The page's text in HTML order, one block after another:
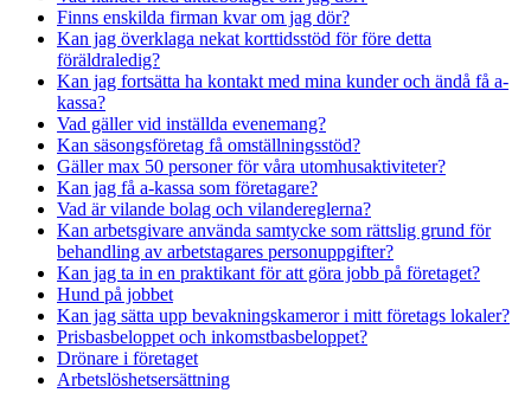
Finns enskilda firman kvar om jag dör?
Kan jag överklaga nekat korttidsstöd för före detta
föräldraledig?
Kan jag fortsätta ha kontakt med mina kunder och ändå få a-
kassa?
Vad gäller vid inställda evenemang?
Kan säsongsföretag få omställningsstöd?
Gäller max 50 personer för våra utomhusaktiviteter?
Kan jag få a-kassa som företagare?
Vad är vilande bolag och vilandereglerna?
Kan arbetsgivare använda samtycke som rättslig grund för
behandling av arbetstagares personuppgifter?
Kan jag ta in en praktikant för att göra jobb på företaget?
Hund på jobbet
Kan jag sätta upp bevakningskameror i mitt företags lokaler?
Prisbasbeloppet och inkomstbasbeloppet?
Drönare i företaget
Arbetslöshetsersättning